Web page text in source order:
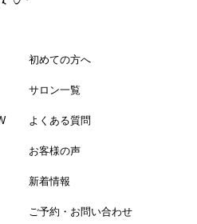
初めての方へ
サロン一覧
よくある質問
お客様の声
新着情報
ご予約・お問い合わせ